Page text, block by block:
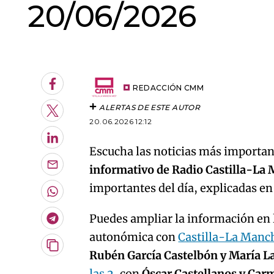
20/06/2026
Facebook
Twitter
LinkedIn
Enviar
por
Email
Whatsapp
Telegram
Copiar
REDACCIÓN CMM
ALERTAS DE ESTE AUTOR
20.06.2026 12:12
Escucha las noticias más
informativo de Radio Castilla-La
importantes del día, explicadas
Puedes ampliar la información
autonómica conCastilla-La
Rubén García Castelbón y María